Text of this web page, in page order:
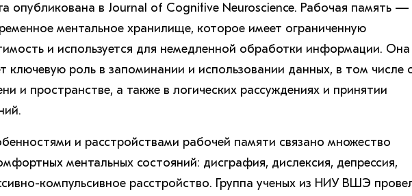
опубликована в Journal of Cognitive Neuroscience. Рабочая память —
ментальное хранилище, которое имеет ограниченную
и используется для немедленной обработки информации. Она
ключевую роль в запоминании и использовании данных, в том числе
и пространстве, а также в логических рассуждениях и принятии
и расстройствами рабочей памяти связано множество
ментальных состояний: дисграфия, дислексия, депрессия,
компульсивное расстройство. Группа ученых из НИУ ВШЭ